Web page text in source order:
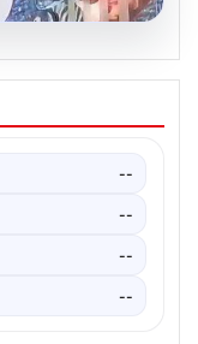
Şoför
çekici…
--
--
--
--